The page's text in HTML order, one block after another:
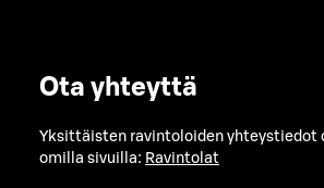
Ota yhteyttä
Yksittäisten ravintoloiden yhteystiedot
omilla sivuilla: Ravintolat